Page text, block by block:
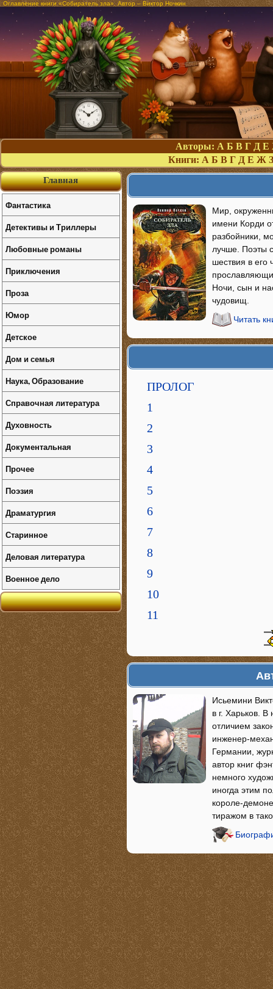
Оглавление книги «Собиратель зла». Автор – Виктор Ночкин
Авторы: А Б В Г Д Е
Книги: А Б В Г Д Е Ж З
Мир,
имени Корди
разбойники,
лучше. Поэты
шествия в его
Ночи, сын и
чудовищ.
Читать
ПРОЛОГ
1
2
3
4
5
6
7
8
9
10
11
Исьемини
в г. Харьков.
отличием
инженер-
Германии,
автор книг
немного
иногда этим
короле-
тиражом в
Главная
Фантастика
Детективы и Триллеры
Любовные романы
Приключения
Проза
Юмор
Детское
Дом и семья
Наука, Образование
Справочная литература
Духовность
Документальная
Прочее
Поэзия
Драматургия
Старинное
Деловая литература
Военное дело